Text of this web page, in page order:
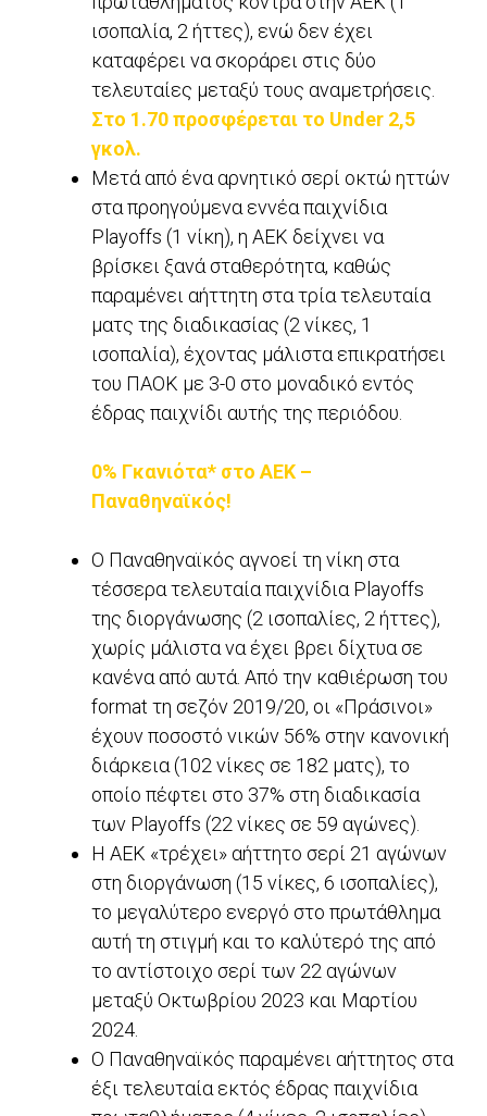
ισοπαλία, 2 ήττες), ενώ δεν έχει
καταφέρει να σκοράρει στις δύο
τελευταίες μεταξύ τους αναμετρήσεις.
Στο 1.70 προσφέρεται το Under 2,5
γκολ.
Μετά από ένα αρνητικό σερί οκτώ ηττών
στα προηγούμενα εννέα παιχνίδια
Playoffs (1 νίκη), η ΑΕΚ δείχνει να
βρίσκει ξανά σταθερότητα, καθώς
παραμένει αήττητη στα τρία τελευταία
ματς της διαδικασίας (2 νίκες, 1
ισοπαλία), έχοντας μάλιστα επικρατήσει
του ΠΑΟΚ με 3-0 στο μοναδικό εντός
έδρας παιχνίδι αυτής της περιόδου.
0% Γκανιότα* στο ΑΕΚ –
Παναθηναϊκός!
Ο Παναθηναϊκός αγνοεί τη νίκη στα
τέσσερα τελευταία παιχνίδια Playoffs
της διοργάνωσης (2 ισοπαλίες, 2 ήττες),
χωρίς μάλιστα να έχει βρει δίχτυα σε
κανένα από αυτά. Από την καθιέρωση του
format τη σεζόν 2019/20, οι «Πράσινοι»
έχουν ποσοστό νικών 56% στην κανονική
διάρκεια (102 νίκες σε 182 ματς), το
οποίο πέφτει στο 37% στη διαδικασία
των Playoffs (22 νίκες σε 59 αγώνες).
Η ΑΕΚ «τρέχει» αήττητο σερί 21 αγώνων
στη διοργάνωση (15 νίκες, 6 ισοπαλίες),
το μεγαλύτερο ενεργό στο πρωτάθλημα
αυτή τη στιγμή και το καλύτερό της από
το αντίστοιχο σερί των 22 αγώνων
μεταξύ Οκτωβρίου 2023 και Μαρτίου
2024.
Ο Παναθηναϊκός παραμένει αήττητος στα
έξι τελευταία εκτός έδρας παιχνίδια